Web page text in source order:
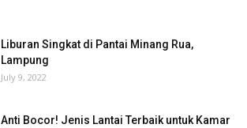
Liburan Singkat di Pantai Minang Rua,
Lampung
July 9, 2022
Anti Bocor! Jenis Lantai Terbaik untuk Kamar